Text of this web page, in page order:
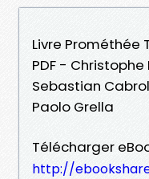
Livre Prométhée
PDF -
Sebastian
Paolo Grella
Télécharger
http://